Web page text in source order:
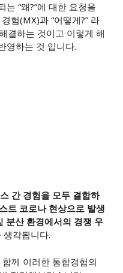
는 “왜?”에 대한 요청을
험(MX)과 “어떻게?” 라
결하는 것이고 이렇게 해
영하는 것 입니다.
간 경험을 모두 결합하
트 코로나 현상으로 발생
분산 환경에서의 경쟁 우
생각됩니다.
께 이러한 통합경험의